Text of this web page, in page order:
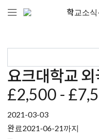
학교소
요크대학교
£2,500 -
2021-03-03
완료2021-06-21까지